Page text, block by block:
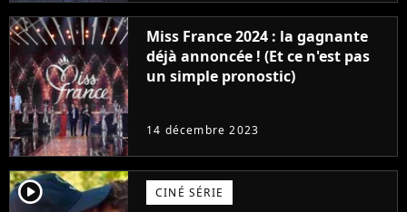
Miss France 2024 : la gagnante
déjà annoncée ! (Et ce n'est pas
un simple pronostic)
14 décembre 2023
player2 CINÉ SÉRIE